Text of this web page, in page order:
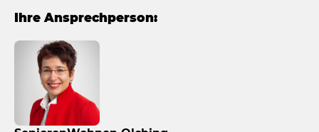
Ihre Ansprechperson: